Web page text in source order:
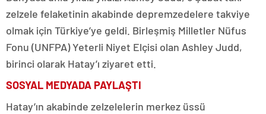
zelzele felaketinin akabinde depremzedelere takviye
olmak için Türkiye’ye geldi. Birleşmiş Milletler Nüfus
Fonu (UNFPA) Yeterli Niyet Elçisi olan Ashley Judd,
birinci olarak Hatay’ı ziyaret etti.
SOSYAL MEDYADA PAYLAŞTI
Hatay’ın akabinde zelzelelerin merkez üssü